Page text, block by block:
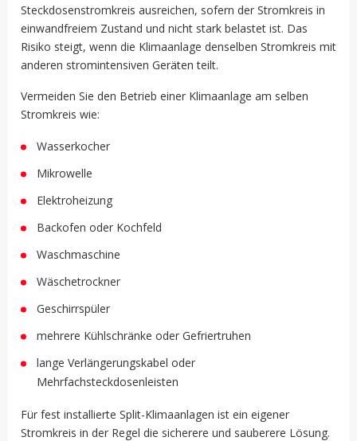
Steckdosenstromkreis ausreichen, sofern der Stromkreis in
einwandfreiem Zustand und nicht stark belastet ist. Das
Risiko steigt, wenn die Klimaanlage denselben Stromkreis mit
anderen stromintensiven Geräten teilt.
Vermeiden Sie den Betrieb einer Klimaanlage am selben
Stromkreis wie:
Wasserkocher
Mikrowelle
Elektroheizung
Backofen oder Kochfeld
Waschmaschine
Wäschetrockner
Geschirrspüler
mehrere Kühlschränke oder Gefriertruhen
lange Verlängerungskabel oder
Mehrfachsteckdosenleisten
Für fest installierte Split-Klimaanlagen ist ein eigener
Stromkreis in der Regel die sicherere und sauberere Lösung.